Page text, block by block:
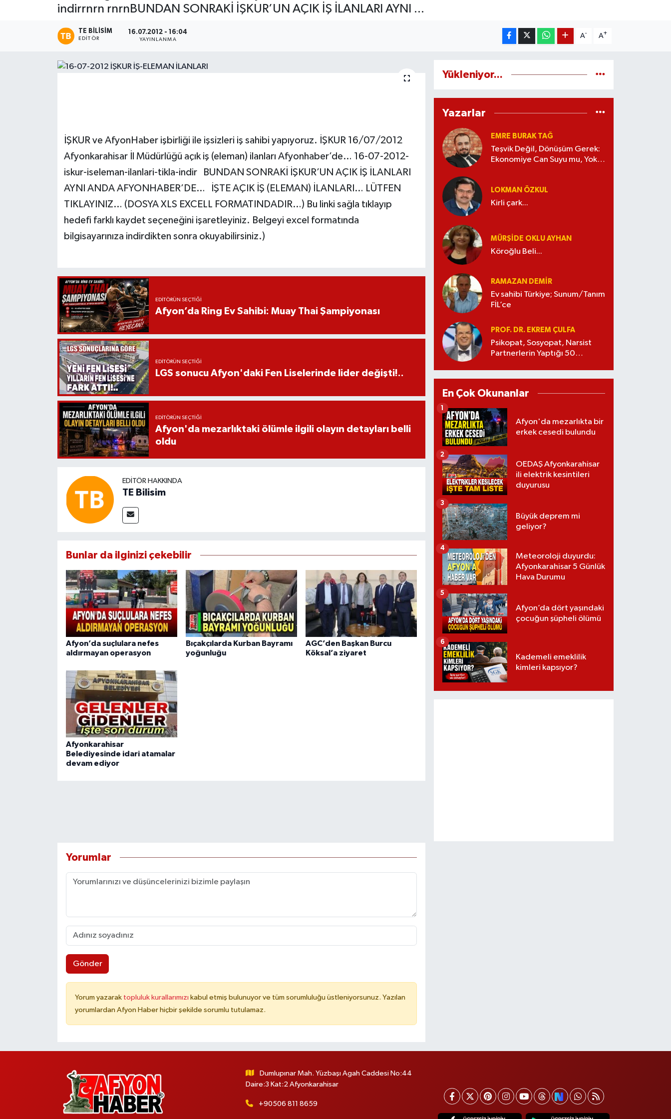
indirrnrn rnrnBUNDAN SONRAKİ İŞKUR’UN AÇIK İŞ İLANLARI AYNI ...
TE BILISIM
EDITÖR
16.07.2012 - 16:04
YAYINLANMA
A- A+
İŞKUR ve AfyonHaber işbirliği ile işsizleri iş sahibi yapıyoruz. İŞKUR 16/07/2012
Afyonkarahisar İl Müdürlüğü açık iş (eleman) ilanları Afyonhaber’de… 16-07-2012-
iskur-iseleman-ilanlari-tikla-indir BUNDAN SONRAKİ İŞKUR’UN AÇIK İŞ İLANLARI
AYNI ANDA AFYONHABER’DE… İŞTE AÇIK İŞ (ELEMAN) İLANLARI… LÜTFEN
TIKLAYINIZ… (DOSYA XLS EXCELL FORMATINDADIR…) Bu linki sağla tıklayıp
hedefi farklı kaydet seçeneğini işaretleyiniz. Belgeyi excel formatında
bilgisayarınıza indirdikten sonra okuyabilirsiniz.)
EDITÖRÜN SEÇTIĞI
Afyon’da Ring Ev Sahibi: Muay Thai Şampiyonası
EDITÖRÜN SEÇTIĞI
LGS sonucu Afyon'daki Fen Liselerinde lider değişti!..
EDITÖRÜN SEÇTIĞI
Afyon'da mezarlıktaki ölümle ilgili olayın detayları belli
oldu
EDITÖR HAKKINDA
TE Bilisim
Bunlar da ilginizi çekebilir
Afyon’da suçlulara nefes
aldırmayan operasyon
Bıçakçılarda Kurban Bayramı
yoğunluğu
AGC’den Başkan Burcu
Köksal’a ziyaret
Afyonkarahisar
Belediyesinde idari atamalar
devam ediyor
Yorumlar
Gönder
Yorum yazarak topluluk kurallarımızı kabul etmiş bulunuyor ve tüm sorumluluğu üstleniyorsunuz. Yazılan
yorumlardan Afyon Haber hiçbir şekilde sorumlu tutulamaz.
Yükleniyor...
Yazarlar
EMRE BURAK TAĞ
Teşvik Değil, Dönüşüm Gerek:
Ekonomiye Can Suyu mu, Yoksa
LOKMAN ÖZKUL
Kirli çark...
MÜRŞIDE OKLU AYHAN
Köroğlu Beli...
RAMAZAN DEMİR
Ev sahibi Türkiye; Sunum/Tanım
FİL’ce
PROF. DR. EKREM ÇULFA
Psikopat, Sosyopat, Narsist
Partnerlerin Yaptığı 50
En Çok Okunanlar
Afyon'da mezarlıkta bir
erkek cesedi bulundu
1
OEDAŞ Afyonkarahisar
ili elektrik kesintileri
duyurusu
2
Büyük deprem mi
geliyor?
3
Meteoroloji duyurdu:
Afyonkarahisar 5 Günlük
Hava Durumu
4
Afyon’da dört yaşındaki
çocuğun şüpheli ölümü
5
Kademeli emeklilik
kimleri kapsıyor?
6
Dumlupınar Mah. Yüzbaşı Agah Caddesi No:44
Daire:3 Kat:2 Afyonkarahisar
+90506 811 8659
Etkinlikler